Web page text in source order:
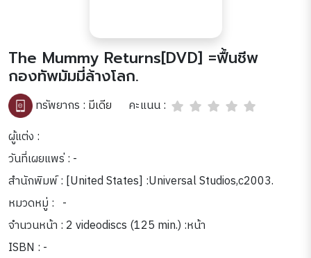
The Mummy Returns[DVD] =ฟื้นชีพ
กองทัพมัมมี่ล้างโลก.
ทรัพยากร : มีเดีย
คะแนน :
ผู้แต่ง :
วันที่เผยแพร่ : -
สำนักพิมพ์ : [United States] :Universal Studios,c2003.
หมวดหมู่ : -
จำนวนหน้า : 2 videodiscs (125 min.) :หน้า
ISBN : -